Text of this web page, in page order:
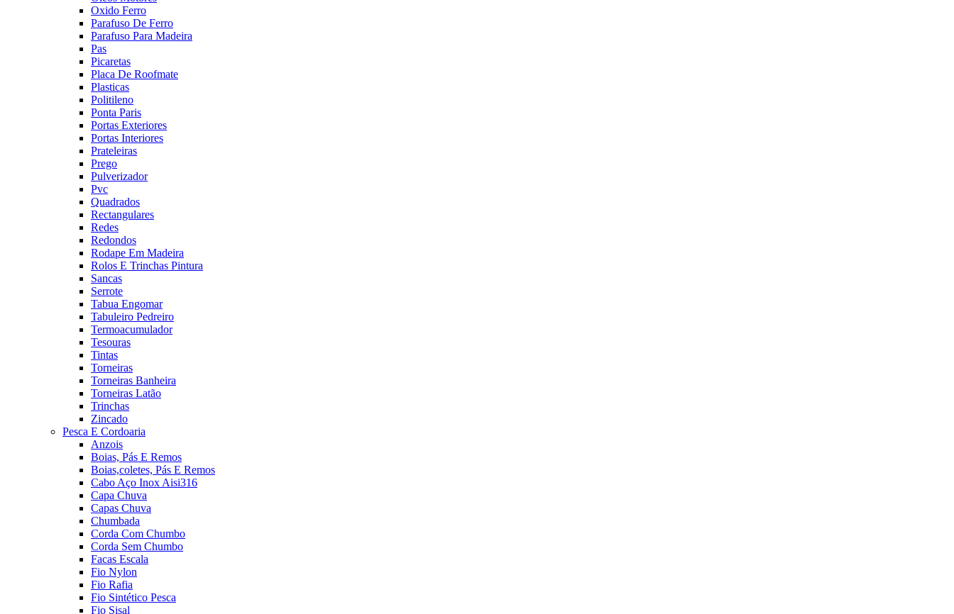
Oxido Ferro
Parafuso De Ferro
Parafuso Para Madeira
Pas
Picaretas
Placa De Roofmate
Plasticas
Politileno
Ponta Paris
Portas Exteriores
Portas Interiores
Prateleiras
Prego
Pulverizador
Pvc
Quadrados
Rectangulares
Redes
Redondos
Rodape Em Madeira
Rolos E Trinchas Pintura
Sancas
Serrote
Tabua Engomar
Tabuleiro Pedreiro
Termoacumulador
Tesouras
Tintas
Torneiras
Torneiras Banheira
Torneiras Latão
Trinchas
Zincado
Pesca E Cordoaria
Anzois
Boias, Pás E Remos
Boias,coletes, Pás E Remos
Cabo Aço Inox Aisi316
Capa Chuva
Capas Chuva
Chumbada
Corda Com Chumbo
Corda Sem Chumbo
Facas Escala
Fio Nylon
Fio Rafia
Fio Sintético Pesca
Fio Sisal